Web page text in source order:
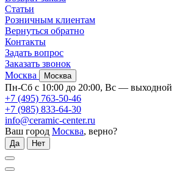
Статьи
Розничным клиентам
Вернуться обратно
Контакты
Задать вопрос
Заказать звонок
Москва
Москва
Пн-Сб с 10:00 до 20:00, Вс — выходной
+7 (495) 763-50-46
+7 (985) 833-64-30
info@ceramic-center.ru
Ваш город Москва, верно?
Да Нет